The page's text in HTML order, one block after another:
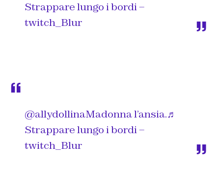
Strappare lungo i bordi –
twitch_Blur
@allydollinaMadonna l’ansia.♬
Strappare lungo i bordi –
twitch_Blur